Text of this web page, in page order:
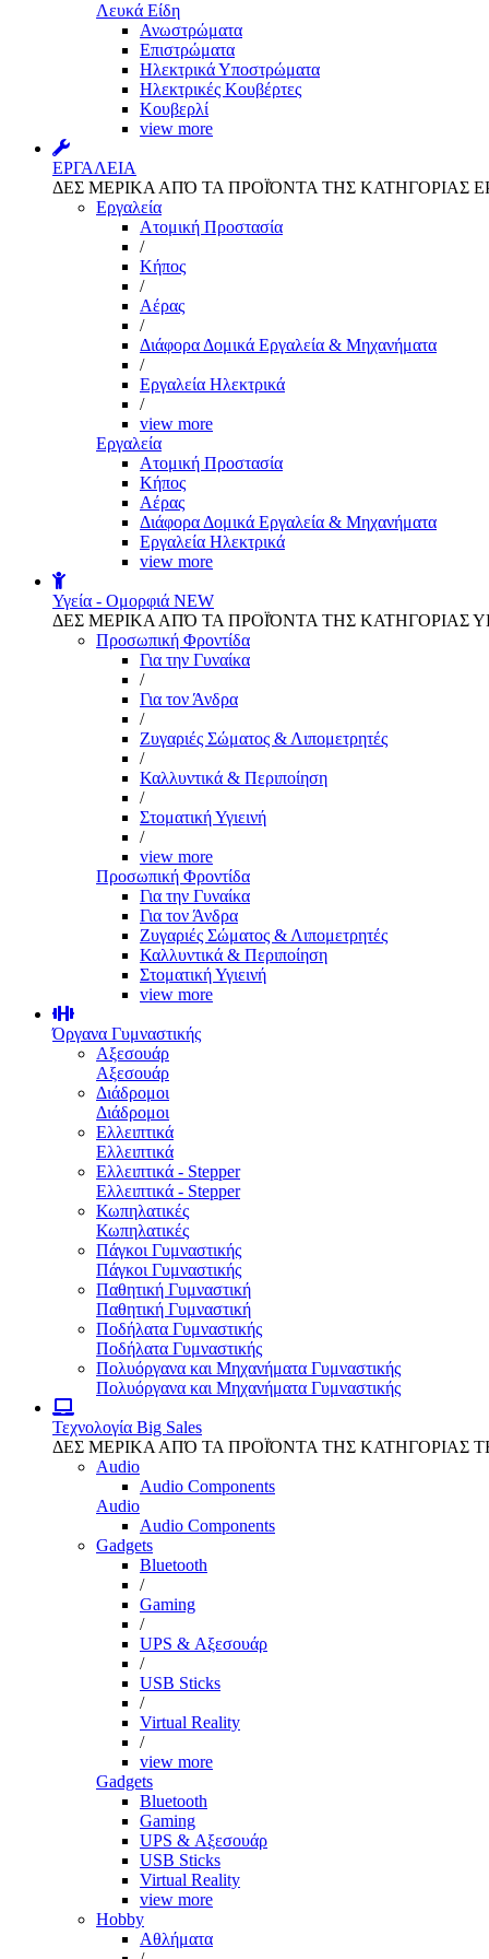
Λευκά Είδη
Ανωστρώματα
Επιστρώματα
Ηλεκτρικά Υποστρώματα
Ηλεκτρικές Κουβέρτες
Κουβερλί
view more
ΕΡΓΑΛΕΙΑ
ΔΕΣ ΜΕΡΙΚΑ ΑΠΌ ΤΑ ΠΡΟΪΌΝΤΑ ΤΗΣ ΚΑΤΗΓΟΡΙΑΣ
Εργαλεία
Aτομική Προστασία
/
Kήπος
/
Αέρας
/
Διάφορα Δομικά Εργαλεία & Μηχανήματα
/
Εργαλεία Ηλεκτρικά
/
view more
Εργαλεία
Aτομική Προστασία
Kήπος
Αέρας
Διάφορα Δομικά Εργαλεία & Μηχανήματα
Εργαλεία Ηλεκτρικά
view more
Υγεία - Ομορφιά NEW
ΔΕΣ ΜΕΡΙΚΑ ΑΠΌ ΤΑ ΠΡΟΪΌΝΤΑ ΤΗΣ ΚΑΤΗΓΟΡΙΑΣ
Προσωπική Φροντίδα
Για την Γυναίκα
/
Για τον Άνδρα
/
Ζυγαριές Σώματος & Λιπομετρητές
/
Καλλυντικά & Περιποίηση
/
Στοματική Υγιεινή
/
view more
Προσωπική Φροντίδα
Για την Γυναίκα
Για τον Άνδρα
Ζυγαριές Σώματος & Λιπομετρητές
Καλλυντικά & Περιποίηση
Στοματική Υγιεινή
view more
Όργανα Γυμναστικής
Αξεσουάρ
Αξεσουάρ
Διάδρομοι
Διάδρομοι
Ελλειπτικά
Ελλειπτικά
Ελλειπτικά - Stepper
Ελλειπτικά - Stepper
Κωπηλατικές
Κωπηλατικές
Πάγκοι Γυμναστικής
Πάγκοι Γυμναστικής
Παθητική Γυμναστική
Παθητική Γυμναστική
Ποδήλατα Γυμναστικής
Ποδήλατα Γυμναστικής
Πολυόργανα και Μηχανήματα Γυμναστικής
Πολυόργανα και Μηχανήματα Γυμναστικής
Τεχνολογία Big Sales
ΔΕΣ ΜΕΡΙΚΑ ΑΠΌ ΤΑ ΠΡΟΪΌΝΤΑ ΤΗΣ ΚΑΤΗΓΟΡΙΑΣ
Audio
Audio Components
Audio
Audio Components
Gadgets
Bluetooth
/
Gaming
/
UPS & Αξεσουάρ
/
USB Sticks
/
Virtual Reality
/
view more
Gadgets
Bluetooth
Gaming
UPS & Αξεσουάρ
USB Sticks
Virtual Reality
view more
Hobby
Αθλήματα